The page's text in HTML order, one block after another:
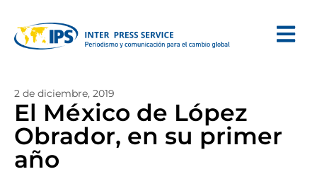
2 de diciembre, 2019
El México de López
Obrador, en su primer
año